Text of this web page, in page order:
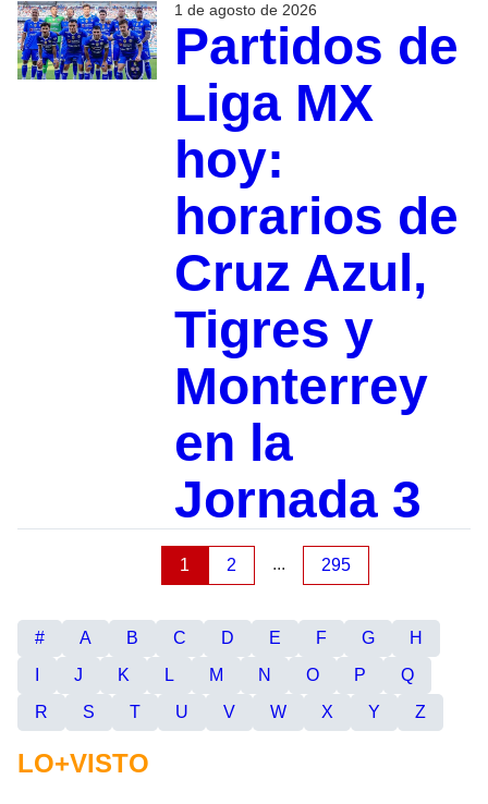
1 de agosto de 2026
Partidos de
Liga MX
hoy:
horarios de
Cruz Azul,
Tigres y
Monterrey
en la
Jornada 3
1 2 ... 295
# A B C D E F G
H
J K L M N O P
Q
R
S T U V W X Y Z
LO+VISTO